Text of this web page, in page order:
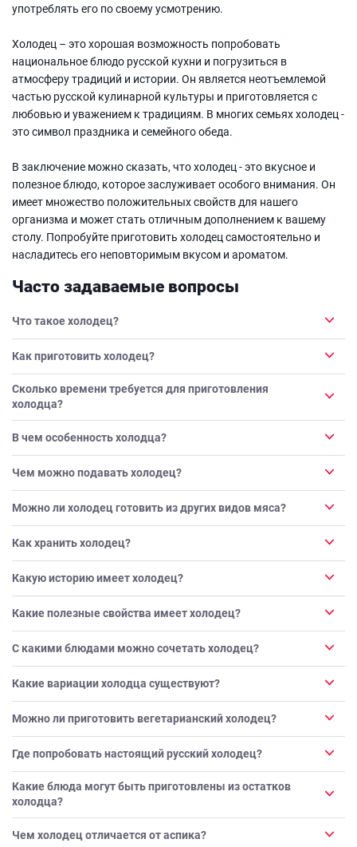
употреблять его по своему усмотрению.
Холодец – это хорошая возможность попробовать
национальное блюдо русской кухни и погрузиться в
атмосферу традиций и истории. Он является неотъемлемой
частью русской кулинарной культуры и приготовляется с
любовью и уважением к традициям. В многих семьях холодец -
это символ праздника и семейного обеда.
В заключение можно сказать, что холодец - это вкусное и
полезное блюдо, которое заслуживает особого внимания. Он
имеет множество положительных свойств для нашего
организма и может стать отличным дополнением к вашему
столу. Попробуйте приготовить холодец самостоятельно и
насладитесь его неповторимым вкусом и ароматом.
Часто задаваемые вопросы
Что такое холодец?
Как приготовить холодец?
Сколько времени требуется для приготовления
холодца?
В чем особенность холодца?
Чем можно подавать холодец?
Можно ли холодец готовить из других видов мяса?
Как хранить холодец?
Какую историю имеет холодец?
Какие полезные свойства имеет холодец?
С какими блюдами можно сочетать холодец?
Какие вариации холодца существуют?
Можно ли приготовить вегетарианский холодец?
Где попробовать настоящий русский холодец?
Какие блюда могут быть приготовлены из остатков
холодца?
Чем холодец отличается от аспика?